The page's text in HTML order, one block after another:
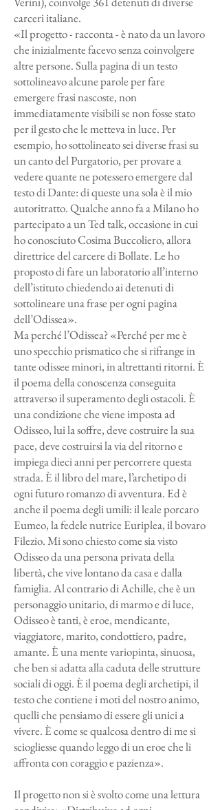
carceri italiane.
«Il progetto - racconta - è nato da un lavoro
che inizialmente facevo senza coinvolgere
altre persone. Sulla pagina di un testo
sottolineavo alcune parole per fare
emergere frasi nascoste, non
immediatamente visibili se non fosse stato
per il gesto che le metteva in luce. Per
esempio, ho sottolineato sei diverse frasi su
un canto del Purgatorio, per provare a
vedere quante ne potessero emergere dal
testo di Dante: di queste una sola è il mio
autoritratto. Qualche anno fa a Milano ho
partecipato a un Ted talk, occasione in cui
ho conosciuto Cosima Buccoliero, allora
direttrice del carcere di Bollate. Le ho
proposto di fare un laboratorio all’interno
dell’istituto chiedendo ai detenuti di
sottolineare una frase per ogni pagina
dell’Odissea».
Ma perché l’Odissea? «Perché per me è
uno specchio prismatico che si rifrange in
tante odissee minori, in altrettanti ritorni. È
il poema della conoscenza conseguita
attraverso il superamento degli ostacoli. È
una condizione che viene imposta ad
Odisseo, lui la soffre, deve costruire la sua
pace, deve costruirsi la via del ritorno e
impiega dieci anni per percorrere questa
strada. È il libro del mare, l’archetipo di
ogni futuro romanzo di avventura. Ed è
anche il poema degli umili: il leale porcaro
Eumeo, la fedele nutrice Euriplea, il bovaro
Filezio. Mi sono chiesto come sia visto
Odisseo da una persona privata della
libertà, che vive lontano da casa e dalla
famiglia. Al contrario di Achille, che è un
personaggio unitario, di marmo e di luce,
Odisseo è tanti, è eroe, mendicante,
viaggiatore, marito, condottiero, padre,
amante. È una mente variopinta, sinuosa,
che ben si adatta alla caduta delle strutture
sociali di oggi. È il poema degli archetipi, il
testo che contiene i moti del nostro animo,
quelli che pensiamo di essere gli unici a
vivere. È come se qualcosa dentro di me si
sciogliesse quando leggo di un eroe che li
affronta con coraggio e pazienza».
Il progetto non si è svolto come una lettura